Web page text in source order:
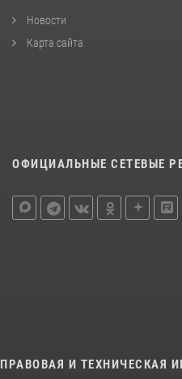
Новости
Карта сайта
ОФИЦИАЛЬНЫЕ СЕТЕВЫЕ
ПРАВОВАЯ И ТЕХНИЧЕСКАЯ